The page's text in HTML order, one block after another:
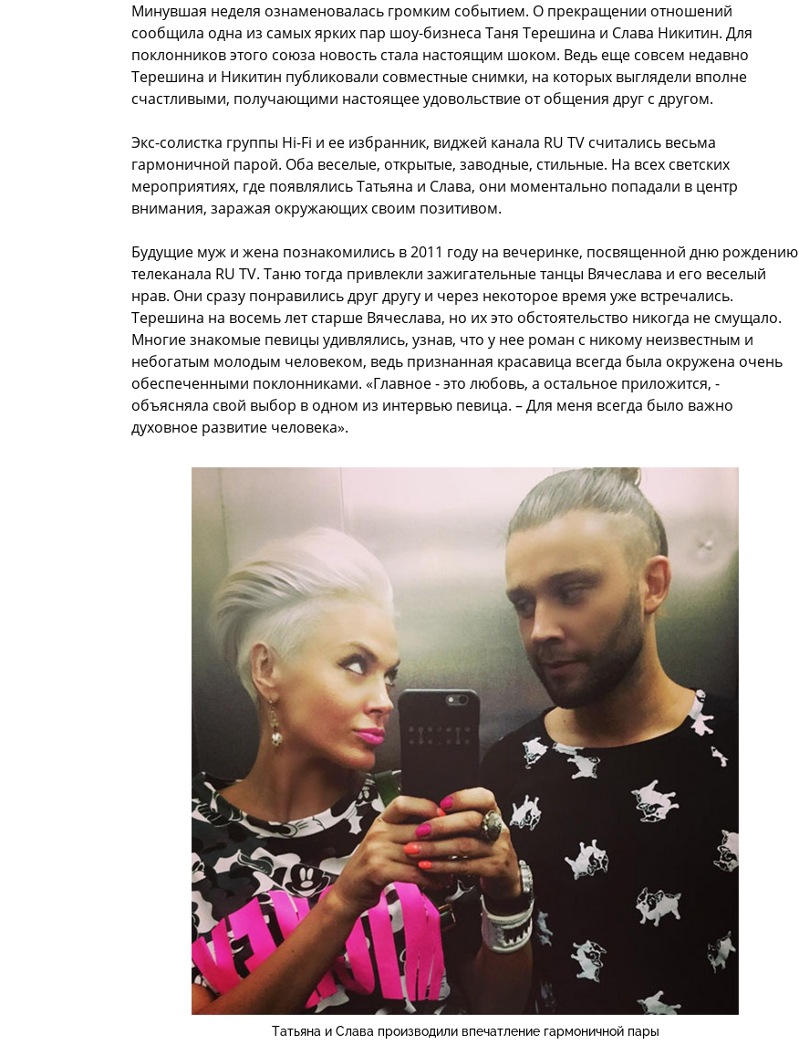
Минувшая неделя ознаменовалась громким событием. О прекращении отношений
сообщила одна из самых ярких пар шоу-бизнеса Таня Терешина и Слава Никитин. Для
поклонников этого союза новость стала настоящим шоком. Ведь еще совсем недавно
Терешина и Никитин публиковали совместные снимки, на которых выглядели вполне
счастливыми, получающими настоящее удовольствие от общения друг с другом.
Экс-солистка группы Hi-Fi и ее избранник, виджей канала RU TV считались весьма
гармоничной парой. Оба веселые, открытые, заводные, стильные. На всех светских
мероприятиях, где появлялись Татьяна и Слава, они моментально попадали в центр
внимания, заражая окружающих своим позитивом.
Будущие муж и жена познакомились в 2011 году на вечеринке, посвященной дню рождению
телеканала RU TV. Таню тогда привлекли зажигательные танцы Вячеслава и его веселый
нрав. Они сразу понравились друг другу и через некоторое время уже встречались.
Терешина на восемь лет старше Вячеслава, но их это обстоятельство никогда не смущало.
Многие знакомые певицы удивлялись, узнав, что у нее роман с никому неизвестным и
небогатым молодым человеком, ведь признанная красавица всегда была окружена очень
обеспеченными поклонниками. «Главное - это любовь, а остальное приложится, -
объясняла свой выбор в одном из интервью певица. – Для меня всегда было важно
духовное развитие человека».
Татьяна и Слава производили впечатление гармоничной пары